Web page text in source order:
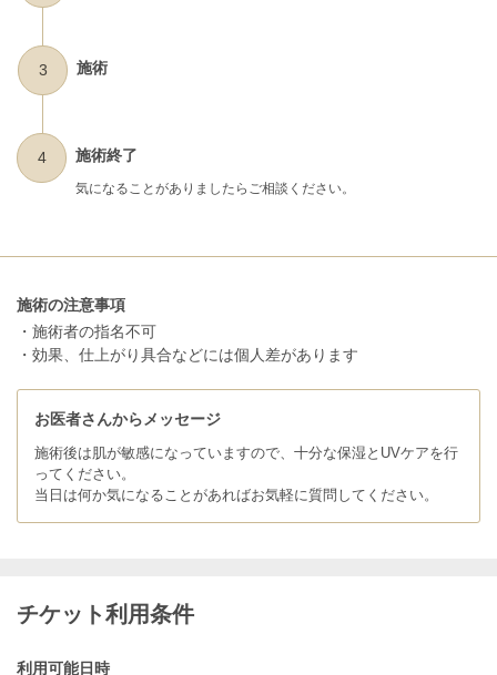
3 施術
4 施術終了
気になることがありましたらご相談ください。
施術の注意事項
・施術者の指名不可
・効果、仕上がり具合などには個人差があります
お医者さんからメッセージ
施術後は肌が敏感になっていますので、十分な保湿とUVケアを行
ってください。
当日は何か気になることがあればお気軽に質問してください。
チケット利用条件
利用可能日時